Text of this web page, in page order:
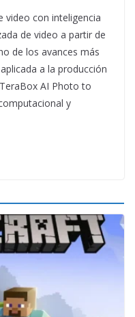
video con inteligencia
de video a partir de
de los avances más
a la producción
AI Photo to
y